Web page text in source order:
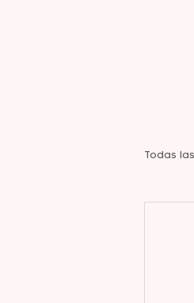
Todas